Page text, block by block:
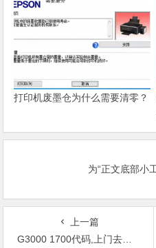
打印机废墨仓为什么需要清零？
为“正文底部小
上一篇
G3000 1700代码,上门去维修的话，成本高不高？